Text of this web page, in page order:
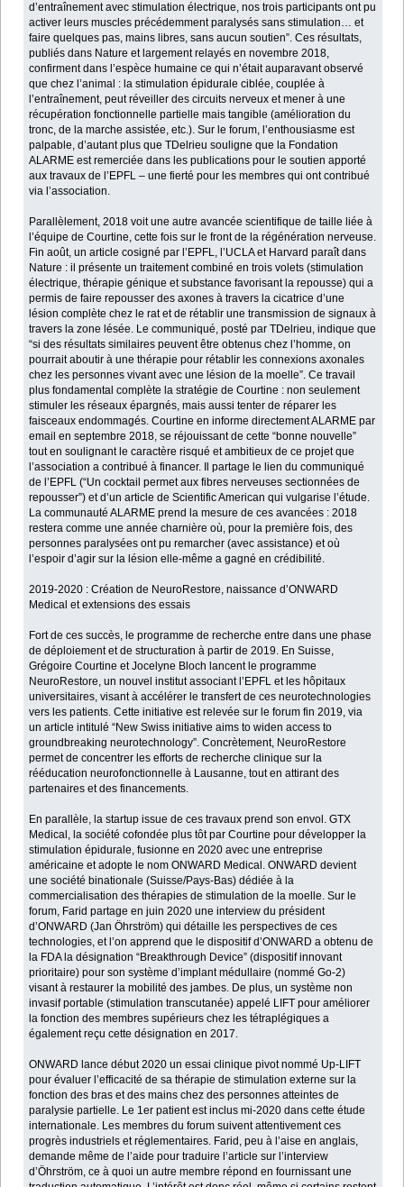
d’entraînement avec stimulation électrique, nos trois participants ont pu
activer leurs muscles précédemment paralysés sans stimulation… et
faire quelques pas, mains libres, sans aucun soutien”. Ces résultats,
publiés dans Nature et largement relayés en novembre 2018,
confirment dans l’espèce humaine ce qui n’était auparavant observé
que chez l’animal : la stimulation épidurale ciblée, couplée à
l’entraînement, peut réveiller des circuits nerveux et mener à une
récupération fonctionnelle partielle mais tangible (amélioration du
tronc, de la marche assistée, etc.). Sur le forum, l’enthousiasme est
palpable, d’autant plus que TDelrieu souligne que la Fondation
ALARME est remerciée dans les publications pour le soutien apporté
aux travaux de l’EPFL – une fierté pour les membres qui ont contribué
via l’association.
Parallèlement, 2018 voit une autre avancée scientifique de taille liée à
l’équipe de Courtine, cette fois sur le front de la régénération nerveuse.
Fin août, un article cosigné par l’EPFL, l’UCLA et Harvard paraît dans
Nature : il présente un traitement combiné en trois volets (stimulation
électrique, thérapie génique et substance favorisant la repousse) qui a
permis de faire repousser des axones à travers la cicatrice d’une
lésion complète chez le rat et de rétablir une transmission de signaux à
travers la zone lésée. Le communiqué, posté par TDelrieu, indique que
“si des résultats similaires peuvent être obtenus chez l’homme, on
pourrait aboutir à une thérapie pour rétablir les connexions axonales
chez les personnes vivant avec une lésion de la moelle”. Ce travail
plus fondamental complète la stratégie de Courtine : non seulement
stimuler les réseaux épargnés, mais aussi tenter de réparer les
faisceaux endommagés. Courtine en informe directement ALARME par
email en septembre 2018, se réjouissant de cette “bonne nouvelle”
tout en soulignant le caractère risqué et ambitieux de ce projet que
l’association a contribué à financer. Il partage le lien du communiqué
de l’EPFL (“Un cocktail permet aux fibres nerveuses sectionnées de
repousser”) et d’un article de Scientific American qui vulgarise l’étude.
La communauté ALARME prend la mesure de ces avancées : 2018
restera comme une année charnière où, pour la première fois, des
personnes paralysées ont pu remarcher (avec assistance) et où
l’espoir d’agir sur la lésion elle-même a gagné en crédibilité.
2019-2020 : Création de NeuroRestore, naissance d’ONWARD
Medical et extensions des essais
Fort de ces succès, le programme de recherche entre dans une phase
de déploiement et de structuration à partir de 2019. En Suisse,
Grégoire Courtine et Jocelyne Bloch lancent le programme
NeuroRestore, un nouvel institut associant l’EPFL et les hôpitaux
universitaires, visant à accélérer le transfert de ces neurotechnologies
vers les patients. Cette initiative est relevée sur le forum fin 2019, via
un article intitulé “New Swiss initiative aims to widen access to
groundbreaking neurotechnology”. Concrètement, NeuroRestore
permet de concentrer les efforts de recherche clinique sur la
rééducation neurofonctionnelle à Lausanne, tout en attirant des
partenaires et des financements.
En parallèle, la startup issue de ces travaux prend son envol. GTX
Medical, la société cofondée plus tôt par Courtine pour développer la
stimulation épidurale, fusionne en 2020 avec une entreprise
américaine et adopte le nom ONWARD Medical. ONWARD devient
une société binationale (Suisse/Pays-Bas) dédiée à la
commercialisation des thérapies de stimulation de la moelle. Sur le
forum, Farid partage en juin 2020 une interview du président
d’ONWARD (Jan Öhrström) qui détaille les perspectives de ces
technologies, et l’on apprend que le dispositif d’ONWARD a obtenu de
la FDA la désignation “Breakthrough Device” (dispositif innovant
prioritaire) pour son système d’implant médullaire (nommé Go-2)
visant à restaurer la mobilité des jambes. De plus, un système non
invasif portable (stimulation transcutanée) appelé LIFT pour améliorer
la fonction des membres supérieurs chez les tétraplégiques a
également reçu cette désignation en 2017.
ONWARD lance début 2020 un essai clinique pivot nommé Up-LIFT
pour évaluer l’efficacité de sa thérapie de stimulation externe sur la
fonction des bras et des mains chez des personnes atteintes de
paralysie partielle. Le 1er patient est inclus mi-2020 dans cette étude
internationale. Les membres du forum suivent attentivement ces
progrès industriels et réglementaires. Farid, peu à l’aise en anglais,
demande même de l’aide pour traduire l’article sur l’interview
d’Öhrström, ce à quoi un autre membre répond en fournissant une